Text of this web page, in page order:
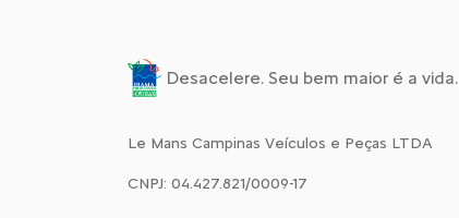
Desacelere. Seu bem maior é a vida.
Le Mans Campinas Veículos e Peças LTDA
CNPJ: 04.427.821/0009-17